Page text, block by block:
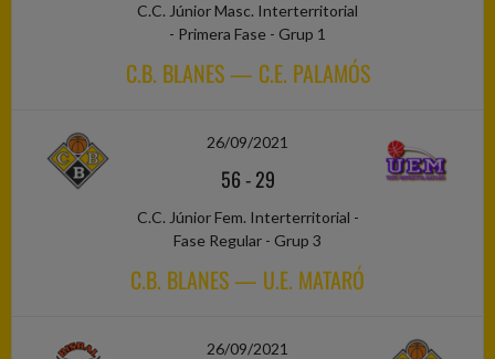
C.C. Júnior Masc. Interterritorial
- Primera Fase - Grup 1
C.B. BLANES — C.E. PALAMÓS
26/09/2021
56-29
C.C. Júnior Fem. Interterritorial -
Fase Regular - Grup 3
C.B. BLANES — U.E. MATARÓ
26/09/2021